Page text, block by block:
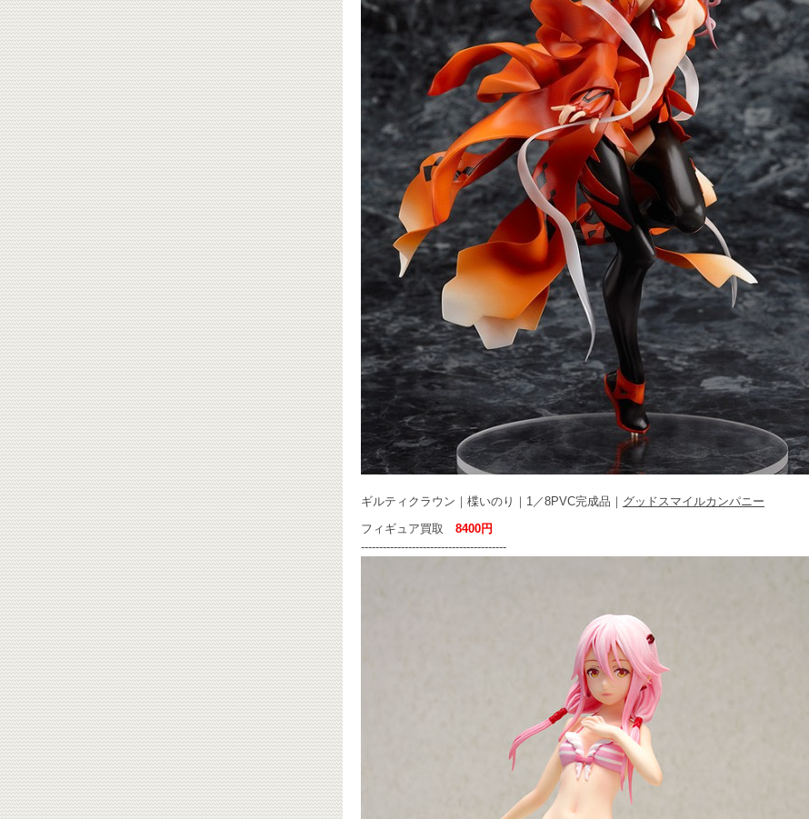
ギルティクラウン｜楪いのり｜1／8PVC完成品｜ グッドスマイルカンパニー
フィギュア買取 8400円
----------------------------------------